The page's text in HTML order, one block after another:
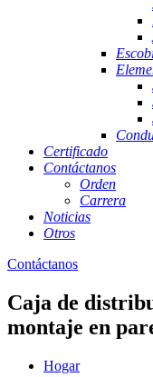
Certificado
Contáctanos
Orden
Carrera
Noticias
Otros
Contáctanos
Caja de
montaje en
Hogar